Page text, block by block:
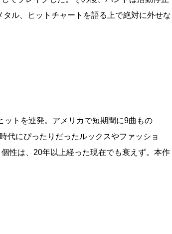
ル、ヒットチャートを語る上で絶対に外せな
トを連発。アメリカで短期間に9曲もの
代にぴったりだったルックスやファッショ
性は、20年以上経った現在でも衰えず。本作